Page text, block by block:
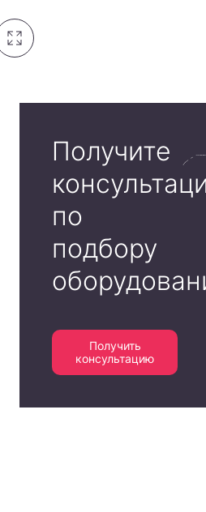
Получите
по
подбору
Получить
консультацию